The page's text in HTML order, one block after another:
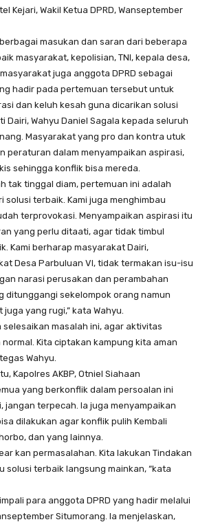
Kejari, Wakil Ketua DPRD, Wanseptember
masukan dan saran dari beberapa
masyarakat, kepolisian, TNI, kepala desa,
juga anggota DPRD sebagai
hadir pada pertemuan tersebut untuk
dan keluh kesah guna dicarikan solusi
Dairi, Wahyu Daniel Sagala kepada seluruh
Masyarakat yang pro dan kontra utuk
peraturan dalam menyampaikan aspirasi,
sehingga konflik bisa mereda.
tak tinggal diam, pertemuan ini adalah
solusi terbaik. Kami juga menghimbau
terprovokasi. Menyampaikan aspirasi itu
yang perlu ditaati, agar tidak timbul
Kami berharap masyarakat Dairi,
Desa Parbuluan VI, tidak termakan isu-isu
narasi perusakan dan perambahan
ditunggangi sekelompok orang namun
yang rugi,” kata Wahyu.
selesaikan masalah ini, agar aktivitas
Kita ciptakan kampung kita aman
Wahyu.
Kapolres AKBP, Otniel Siahaan
yang berkonflik dalam persoalan ini
jangan terpecah. Ia juga menyampaikan
dilakukan agar konflik pulih Kembali
dan yang lainnya.
kan permasalahan. Kita lakukan Tindakan
solusi terbaik langsung mainkan, “kata
para anggota DPRD yang hadir melalui
Situmorang. Ia menjelaskan,